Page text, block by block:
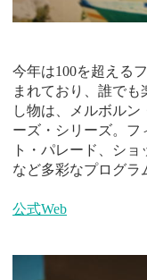
今年は100を超える
まれており、誰で
し物は、メルボル
ーズ・シリーズ。フ
ト・パレード、シ
など多彩なプログラ
公式Web